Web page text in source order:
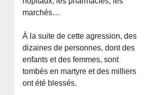
marchés…
À la suite de cette agression, des
dizaines de personnes, dont des
enfants et des femmes, sont
tombés en martyre et des milliers
ont été blessés.